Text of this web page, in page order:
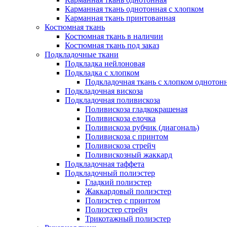
Карманная ткань однотонная с хлопком
Карманная ткань принтованная
Костюмная ткань
Костюмная ткань в наличии
Костюмная ткань под заказ
Подкладочные ткани
Подкладка нейлоновая
Подкладка с хлопком
Подкладочная ткань с хлопком
Подкладочная вискоза
Подкладочная поливискоза
Поливискоза гладкокрашеная
Поливискоза елочка
Поливискоза рубчик (диагональ)
Поливискоза с принтом
Поливискоза стрейч
Поливискозный жаккард
Подкладочная таффета
Подкладочный полиэстер
Гладкий полиэстер
Жаккардовый полиэстер
Полиэстер с принтом
Полиэстер стрейч
Трикотажный полиэстер